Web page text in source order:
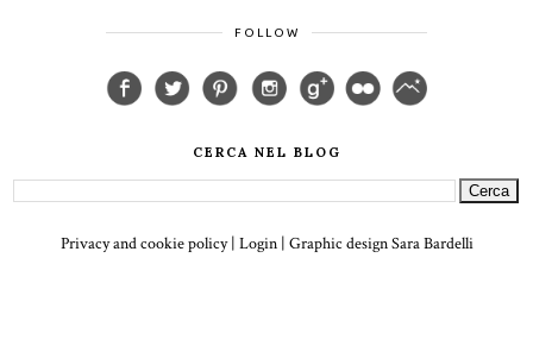
FOLLOW
CERCA NEL BLOG
Privacy and cookie policy| Login| Graphic designSara Bardelli